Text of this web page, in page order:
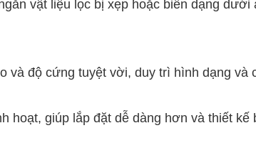
vật liệu lọc bị xẹp hoặc biến dạng dưới
và độ cứng tuyệt vời, duy trì hình dạng và
hoạt, giúp lắp đặt dễ dàng hơn và thiết kế